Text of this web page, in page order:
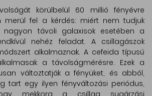
körülbelül 60 millió fényévre
merül fel a kérdés: miért nem tudjuk
nagyon távoli galaxisok esetében a
nehéz feladat. A csillagászok
alkalmaznak. A cefeida típusú
a távolságmérésre. Ezek a
változtatják a fényüket, és abból,
tart egy ilyen fényváltozási periódus,
mekkora a csillag sugárzási